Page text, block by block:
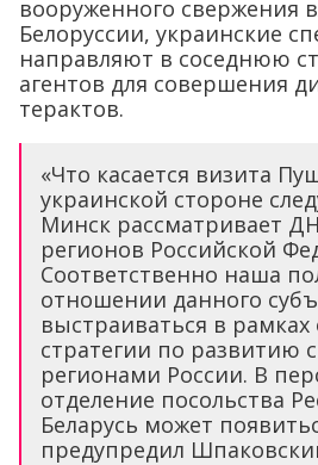
вооруженного свержения
Белоруссии, украинские
направляют в соседнюю
агентов для совершения
терактов.
«Что касается визита
украинской стороне
Минск рассматривает
регионов Российской
Соответственно наша
отношении данного
выстраиваться в
стратегии по развитию
регионами России. В
отделение посольства
Беларусь может
предупредил